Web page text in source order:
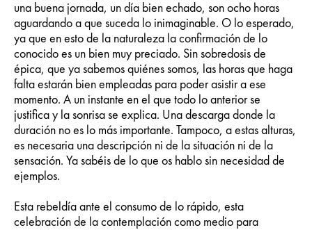
una buena jornada, un día bien echado, son ocho horas
aguardando a que suceda lo inimaginable. O lo esperado,
ya que en esto de la naturaleza la confirmación de lo
conocido es un bien muy preciado. Sin sobredosis de
épica, que ya sabemos quiénes somos, las horas que haga
falta estarán bien empleadas para poder asistir a ese
momento. A un instante en el que todo lo anterior se
justifica y la sonrisa se explica. Una descarga donde la
duración no es lo más importante. Tampoco, a estas alturas,
es necesaria una descripción ni de la situación ni de la
sensación. Ya sabéis de lo que os hablo sin necesidad de
ejemplos.
Esta rebeldía ante el consumo de lo rápido, esta
celebración de la contemplación como medio para